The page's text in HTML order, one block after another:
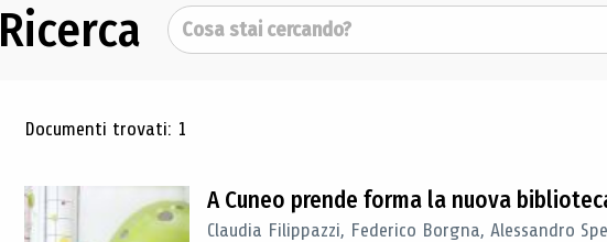
Ricerca Cerca
Risultati di ricerca
Documenti trovati: 1
A Cuneo prende forma la nuova
Claudia Filippazzi, Federico Borgna, Alessandro